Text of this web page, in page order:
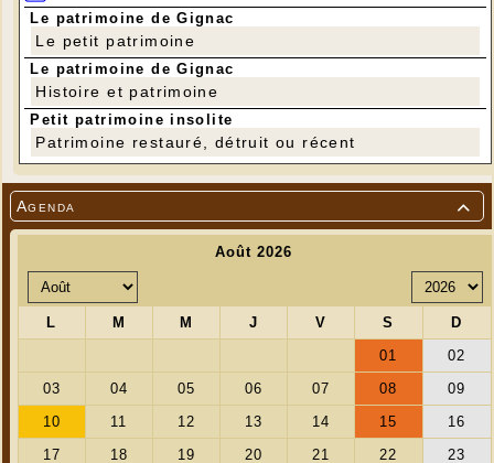

Agenda
"Vous avez tué votre dernière poulette, vous n'êtes
plus apte à obtenir un passeport de la catégorie D (
Le patrimoine de Gignac
Le petit patrimoine
Le patrimoine de Gignac
Histoire et patrimoine
Petit patrimoine insolite
Patrimoine restauré, détruit ou récent